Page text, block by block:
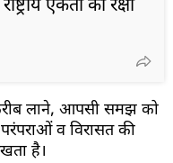
एकता की रक्षा
लाने, आपसी समझ को
व विरासत की
है।